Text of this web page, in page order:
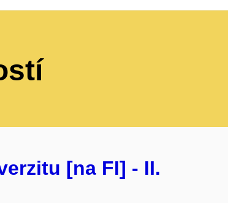
[na FI] - II.